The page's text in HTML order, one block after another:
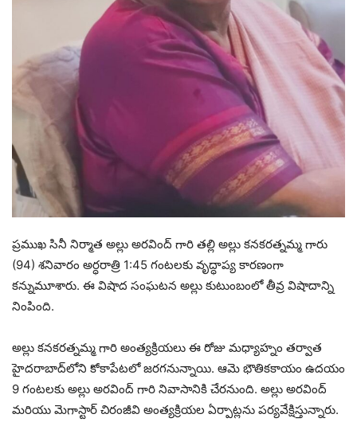
ప్రముఖ సినీ నిర్మాత అల్లు అరవింద్ గారి తల్లి అల్లు కనకరత్నమ్మ గారు
(94) శనివారం అర్ధరాత్రి 1:45 గంటలకు వృద్ధాప్య కారణంగా
కన్నుమూశారు. ఈ విషాద సంఘటన అల్లు కుటుంబంలో తీవ్ర విషాదాన్ని
నింపింది.
అల్లు కనకరత్నమ్మ గారి అంత్యక్రియలు ఈ రోజు మధ్యాహ్నం తర్వాత
హైదరాబాద్‌లోని కోకాపేటలో జరగనున్నాయి. ఆమె భౌతికకాయం ఉదయం
9 గంటలకు అల్లు అరవింద్ గారి నివాసానికి చేరనుంది. అల్లు అరవింద్
మరియు మెగాస్టార్ చిరంజీవి అంత్యక్రియల ఏర్పాట్లను పర్యవేక్షిస్తున్నారు.